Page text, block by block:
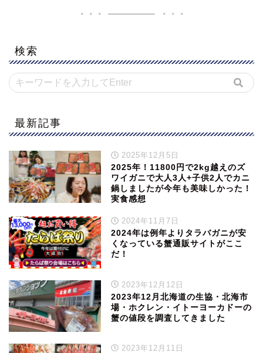
検索
最新記事
2025年12月5日
2025年！11800円で2kg越えのズ
ワイガニで大人3人+子供2人でカニ
鍋しましたが今年も美味しかった！
実食感想
2024年11月7日
2024年は例年よりタラバガニが安
くなっている蟹通販サイトがここ
だ！
2023年12月12日
2023年12月北海道の生協・北海市
場・ホクレン・イトーヨーカドーの
蟹の値段を調査してきました
2023年12月11日